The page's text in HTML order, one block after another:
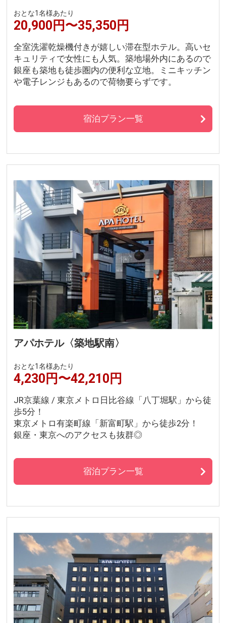
おとな1名様あたり
20,900円〜35,350円
全室洗濯乾燥機付きが嬉しい滞在型ホテル。高いセ
キュリティで女性にも人気。築地場外内にあるので
銀座も築地も徒歩圏内の便利な立地。ミニキッチン
や電子レンジもあるので荷物要らずです。
宿泊プラン一覧
アパホテル〈築地駅南〉
おとな1名様あたり
4,230円〜42,210円
JR京葉線 / 東京メトロ日比谷線「八丁堀駅」から徒
歩5分！
東京メトロ有楽町線「新富町駅」から徒歩2分！
銀座・東京へのアクセスも抜群◎
宿泊プラン一覧